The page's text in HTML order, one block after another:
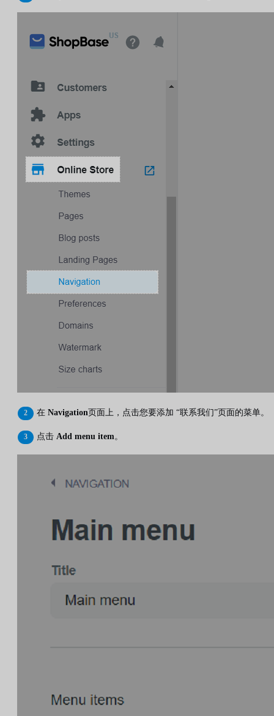
在 Navigation页面上，点击您要添加 “联系我们”页面的菜单。
点击 Add menu item。